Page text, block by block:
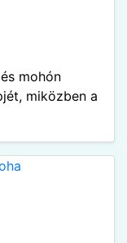
mohón
miközben a